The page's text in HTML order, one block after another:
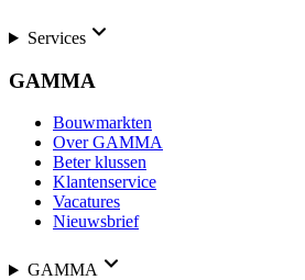
Services
GAMMA
Bouwmarkten
Over GAMMA
Beter klussen
Klantenservice
Vacatures
Nieuwsbrief
GAMMA